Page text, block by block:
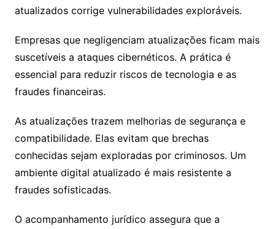
atualizados corrige vulnerabilidades exploráveis.
Empresas que negligenciam atualizações ficam mais
suscetíveis a ataques cibernéticos. A prática é
essencial para reduzir riscos de tecnologia e as
fraudes financeiras.
As atualizações trazem melhorias de segurança e
compatibilidade. Elas evitam que brechas
conhecidas sejam exploradas por criminosos. Um
ambiente digital atualizado é mais resistente a
fraudes sofisticadas.
O acompanhamento jurídico assegura que a